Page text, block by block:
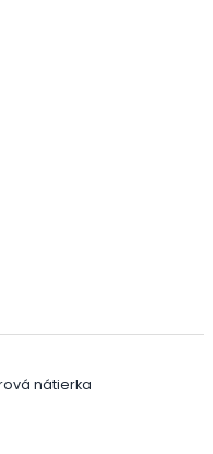
nátierka